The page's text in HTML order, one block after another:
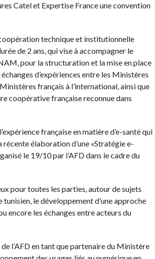
Catel et Expertise France une convention
technique et institutionnelle
de 2 ans, qui vise à accompagner le
pour la structuration et la mise en place
d’expériences entre les Ministères
français à l’international, ainsi que
coopérative française reconnue dans
française en matière d’e-santé qui
élaboration d’une «Stratégie e-
le 19/10 par l’AFD dans le cadre du
pour toutes les parties, autour de sujets
le développement d’une approche
encore les échanges entre acteurs du
l’AFD en tant que partenaire du Ministère